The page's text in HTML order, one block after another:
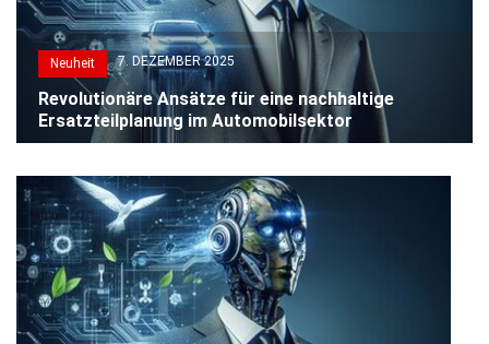
Neuheit 7. DEZEMBER 2025
Revolutionäre Ansätze für eine nachhaltige
Ersatzteilplanung im Automobilsektor